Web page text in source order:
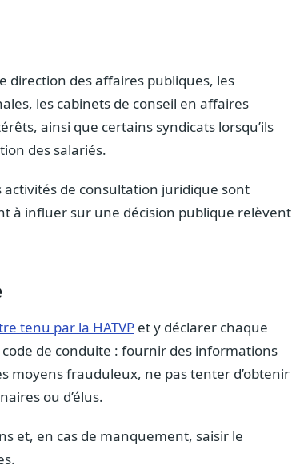
direction des affaires publiques, les
les cabinets de conseil en affaires
ainsi que certains syndicats lorsqu’ils
des salariés.
de consultation juridique sont
à influer sur une décision publique relèvent
tenu par la HATVP et y déclarer chaque
de conduite : fournir des informations
moyens frauduleux, ne pas tenter d’obtenir
ou d’élus.
et, en cas de manquement, saisir le